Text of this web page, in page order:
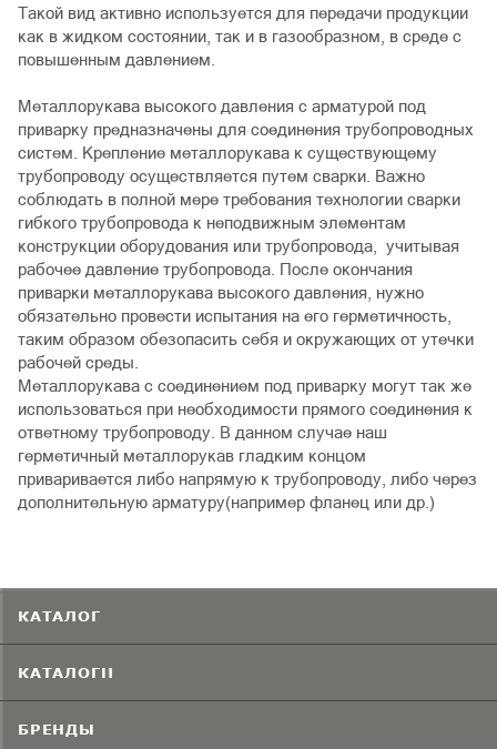
Такой вид активно используется для передачи продукции
как в жидком состоянии, так и в газообразном, в среде с
повышенным давлением.
Металлорукава высокого давления с арматурой под
приварку предназначены для соединения трубопроводных
систем. Крепление металлорукава к существующему
трубопроводу осуществляется путем сварки. Важно
соблюдать в полной мере требования технологии сварки
гибкого трубопровода к неподвижным элементам
конструкции оборудования или трубопровода, учитывая
рабочее давление трубопровода. После окончания
приварки металлорукава высокого давления, нужно
обязательно провести испытания на его герметичность,
таким образом обезопасить себя и окружающих от утечки
рабочей среды.
Металлорукава с соединением под приварку могут так же
использоваться при необходимости прямого соединения к
ответному трубопроводу. В данном случае наш
герметичный металлорукав гладким концом
приваривается либо напрямую к трубопроводу, либо через
дополнительную арматуру(например фланец или др.)
КАТАЛОГ
КАТАЛОГИ
БРЕНДЫ